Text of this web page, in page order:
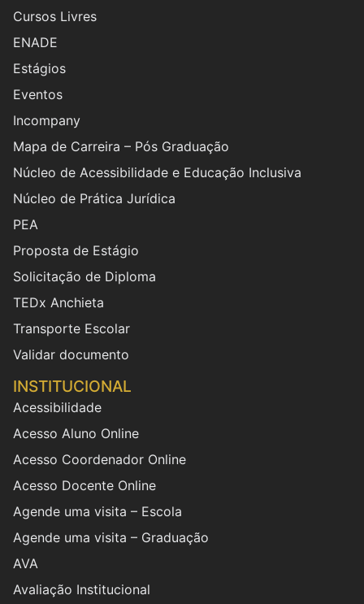
Cursos Livres
ENADE
Estágios
Eventos
Incompany
Mapa de Carreira – Pós Graduação
Núcleo de Acessibilidade e Educação Inclusiva
Núcleo de Prática Jurídica
PEA
Proposta de Estágio
Solicitação de Diploma
TEDx Anchieta
Transporte Escolar
Validar documento
INSTITUCIONAL
Acessibilidade
Acesso Aluno Online
Acesso Coordenador Online
Acesso Docente Online
Agende uma visita – Escola
Agende uma visita – Graduação
AVA
Avaliação Institucional